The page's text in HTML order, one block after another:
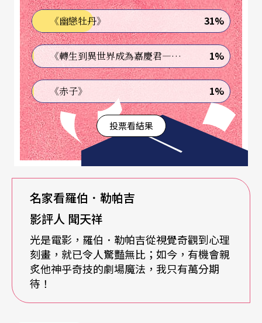
《在月球的彼端》則是源用同名劇作。
雖然是劇場作品是勒帕吉電影內容的主要來源，但
是他也不是照單全收，依舊根據電影的特質，在劇
情與表現手法上作了些修改。勒帕吉說：「我必須
承認，之前我還很難指出拍電影的好處在哪裡…拍
電影的時候，你會說『這裡是北極，我們需要一台
直昇機。』你會做一些你在劇場裡不會做的事：你
會想辦法抓住自然，設法抓住城市，找到都市蔓延
的邏輯，找到連續運動的法則，找到光線在巨大環
境中移動的原理。我想：『如果要我持續拍電影，
我就要做到這樣。』」
集體即興，創造表演的「當下」
《幽戀牡丹》 31%
《轉生到異世界成為嘉慶君—發現我的祖先是詐騙集團!?》 1%
《赤子》 1%
投票看結果
名家看羅伯．勒帕吉
影評人 聞天祥
光是電影，羅伯．勒帕吉從視覺奇觀到心理
刻畫，就已令人驚豔無比；如今，有機會親
炙他神乎奇技的劇場魔法，我只有萬分期
待！